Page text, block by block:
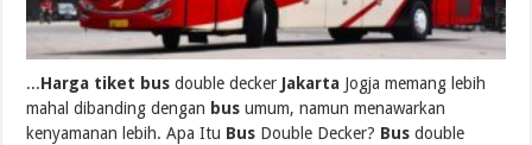
...Harga tiket bus double decker Jakarta Jogja memang lebih
mahal dibanding dengan bus umum, namun menawarkan
kenyamanan lebih. Apa Itu Bus Double Decker? Bus double